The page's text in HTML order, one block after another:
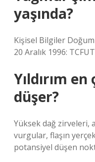
yaşında?
Kişisel Bilgiler
20 Aralık 1996:
Yıldırım
düşer?
Yüksek dağ zirveleri,
vurgular, flaşın
potansiyel düşen